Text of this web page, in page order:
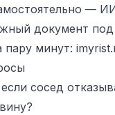
—
документ
пару минут:
сосед